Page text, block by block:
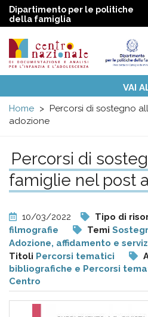
Dipartimento per le politiche
della famiglia
Centro
nazionale
di
e
analisi
pr
l'infanzia
menu
Temi
Attività
Convenzione ONUVAI
Home
Percorsi di sostegno
adozione
Percorsi di
famiglie nel post
10/03/2022 Tipo di
filmografie
Temi
Adozione, affidamento e
Titoli Percorsi tematici
bibliografiche e Percorsi
Centro